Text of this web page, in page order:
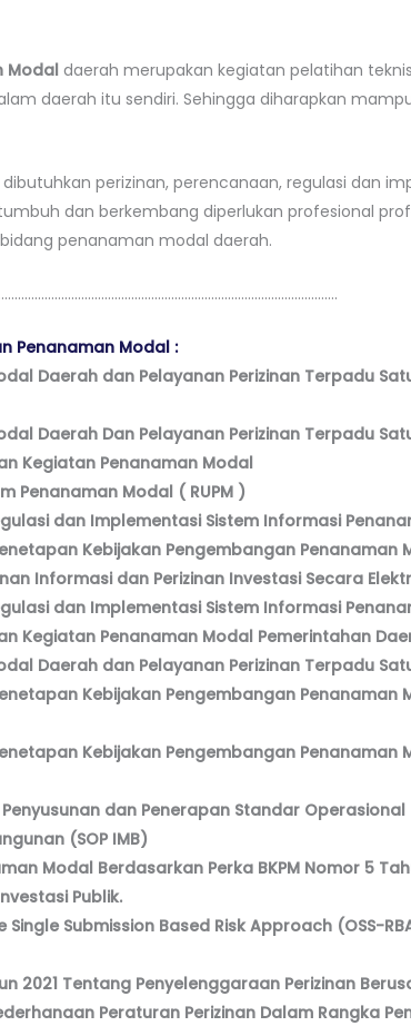
Modal daerah merupakan kegiatan pelatihan
daerah itu sendiri. Sehingga diharapkan
perizinan, perencanaan, regulasi dan
dan berkembang diperlukan profesional
penanaman modal daerah.
Penanaman Modal :
Daerah dan Pelayanan Perizinan Terpadu
Daerah Dan Pelayanan Perizinan Terpadu
Kegiatan Penanaman Modal
Penanaman Modal ( RUPM )
dan Implementasi Sistem Informasi
Kebijakan Pengembangan Penanaman
Informasi dan Perizinan Investasi Secara
dan Implementasi Sistem Informasi
Kegiatan Penanaman Modal Pemerintahan
Daerah dan Pelayanan Perizinan Terpadu
Kebijakan Pengembangan
Kebijakan Pengembangan
dan Penerapan Standar Operasional
(SOP IMB)
Modal Berdasarkan Perka BKPM Nomor 5
Publik.
Single Submission Based Risk Approach (OSS-
2021 Tentang Penyelenggaraan Perizinan
Peraturan Perizinan Dalam Rangka